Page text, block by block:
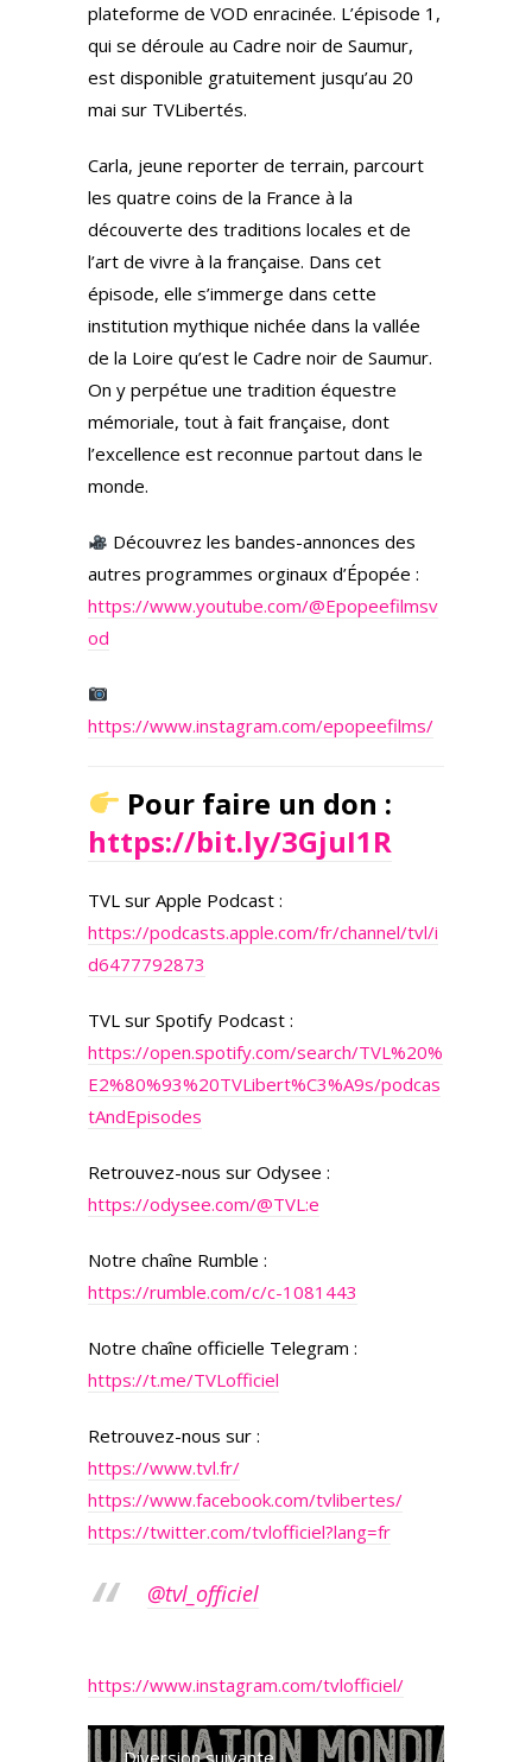
plateforme de VOD enracinée. L’épisode 1,
qui se déroule au Cadre noir de Saumur,
est disponible gratuitement jusqu’au 20
mai sur TVLibertés.
Carla, jeune reporter de terrain, parcourt
les quatre coins de la France à la
découverte des traditions locales et de
l’art de vivre à la française. Dans cet
épisode, elle s’immerge dans cette
institution mythique nichée dans la vallée
de la Loire qu’est le Cadre noir de Saumur.
On y perpétue une tradition équestre
mémoriale, tout à fait française, dont
l’excellence est reconnue partout dans le
monde.
Découvrez les bandes-annonces des
autres programmes orginaux d’Épopée :
https://www.youtube.com/@Epopeefilmsv
od
https://www.instagram.com/epopeefilms/
Pour faire un don :
https://bit.ly/3GjuI1R
TVL sur Apple Podcast :
https://podcasts.apple.com/fr/channel/tvl/i
d6477792873
TVL sur Spotify Podcast :
https://open.spotify.com/search/TVL%20%
E2%80%93%20TVLibert%C3%A9s/podcas
tAndEpisodes
Retrouvez-nous sur Odysee :
https://odysee.com/@TVL:e
Notre chaîne Rumble :
https://rumble.com/c/c-1081443
Notre chaîne officielle Telegram :
https://t.me/TVLofficiel
Retrouvez-nous sur :
https://www.tvl.fr/
https://www.facebook.com/tvlibertes/
https://twitter.com/tvlofficiel?lang=fr
@tvl_officiel
https://www.instagram.com/tvlofficiel/
Diversion suivante